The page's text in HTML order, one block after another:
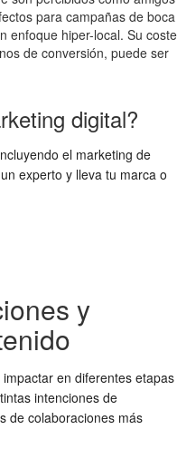
para campañas de boca
enfoque hiper-local. Su coste
de conversión, puede ser
digital?
el marketing de
experto y lleva tu marca o
y
en diferentes etapas
intenciones de
de colaboraciones más